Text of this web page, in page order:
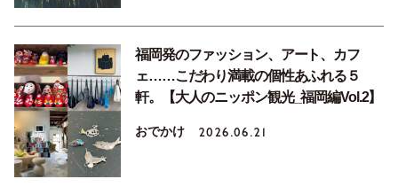
福岡発のファッション、アート、カフ
ェ……こだわり満載の個性あふれる５
軒。【大人のニッポン観光_福岡編Vol.2】
おでかけ 2026.06.21